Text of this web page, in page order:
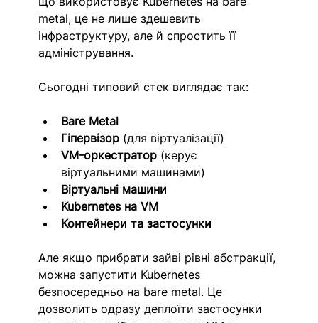
metal, це не лише здешевить
інфраструктуру, але й спростить її
адміністрування.
Сьогодні типовий стек виглядає так:
Bare Metal
Гіпервізор (для віртуалізації)
VM-оркестратор (керує
віртуальними машинами)
Віртуальні машини
Kubernetes на VM
Контейнери та застосунки
Але якщо прибрати зайві рівні абстракції,
можна запустити Kubernetes
безпосередньо на bare metal. Це
дозволить одразу деплоїти застосунки